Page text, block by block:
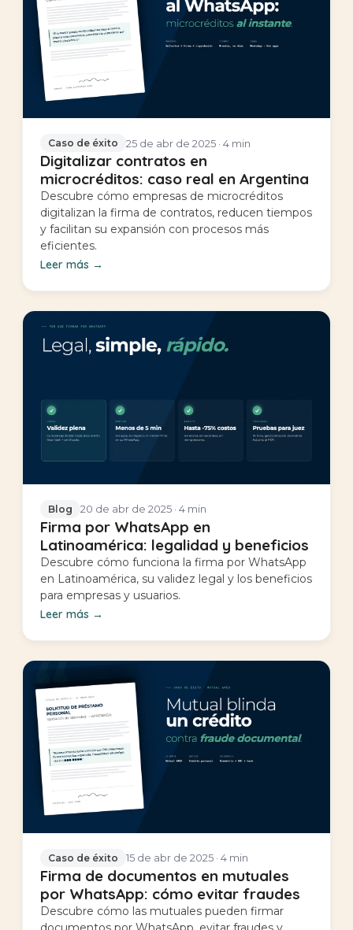
Caso de éxito 25 de abr de 2025 · 4 min
Digitalizar contratos en
microcréditos: caso real en Argentina
Descubre cómo empresas de microcréditos
digitalizan la firma de contratos, reducen tiempos
y facilitan su expansión con procesos más
eficientes.
Leer más →
Blog 20 de abr de 2025 · 4 min
Firma por WhatsApp en
Latinoamérica: legalidad y beneficios
Descubre cómo funciona la firma por WhatsApp
en Latinoamérica, su validez legal y los beneficios
para empresas y usuarios.
Leer más →
Caso de éxito 15 de abr de 2025 · 4 min
Firma de documentos en mutuales
por WhatsApp: cómo evitar fraudes
Descubre cómo las mutuales pueden firmar